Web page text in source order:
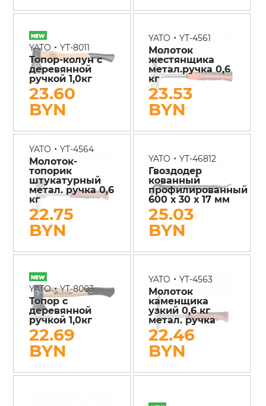
YATO • YT-8011
Топор-колун с
деревянной
ручкой 1,0кг
23.60
BYN
YATO •YT-4561
Молоток
жестянщика
метал.ручка 0,6
кг
23.53
BYN
YATO • YT-4564
Молоток-
топорик
штукатурный
метал. ручка 0,6
кг
22.75
BYN
YATO •YT-46812
Гвоздодер
кованный
профилированный
600 х 30 х 17 мм
25.03
BYN
YATO•YT-8003
Топор с
деревянной
ручкой 1,0кг
22.69
BYN
YATO •YT-4563
Молоток
каменщика
узкий 0,6 кг
метал. ручка
22.46
BYN